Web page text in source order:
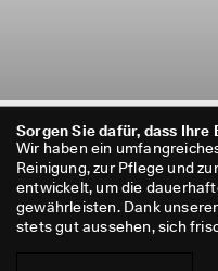
Sorgen Sie dafür, dass Ihre
Wir haben ein
Reinigung, zur Pflege und
entwickelt, um die
gewährleisten. Dank
stets gut aussehen, sich